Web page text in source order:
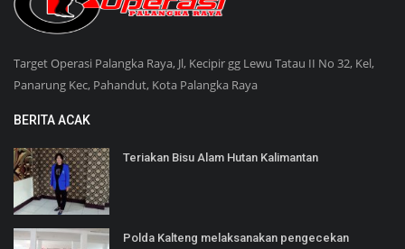
Target Operasi Palangka Raya, Jl, Kecipir gg Lewu Tatau II No 32, Kel,
Panarung Kec, Pahandut, Kota Palangka Raya
BERITA ACAK
Teriakan Bisu Alam Hutan Kalimantan
Polda Kalteng melaksanakan pengecekan